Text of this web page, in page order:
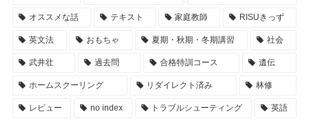
オススメな話 テキスト 家庭教師 RISUきっず
英文法 おもちゃ 夏期・秋期・冬期講習 社会
武井壮 過去問 合格特訓コース 遺伝
ホームスクーリング リダイレクト済み 林修
レビュー no index トラブルシューティング 英語